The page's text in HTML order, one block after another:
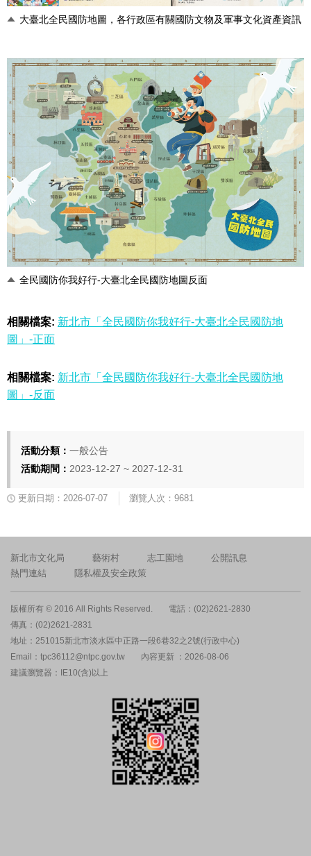
大臺北全民國防地圖，各行政區有關國防文物及軍事文化資產資訊
全民國防你我好行-大臺北全民國防地圖反面
相關檔案: 新北市「全民國防你我好行-大臺北全民國防地
圖」-正面
相關檔案: 新北市「全民國防你我好行-大臺北全民國防地
圖」-反面
活動分類： 一般公告
活動期間： 2023-12-27 ~ 2027-12-31
更新日期：2026-07-07 瀏覽人次：9681
新北市文化局 藝術村 志工園地
公開訊息
熱門連結
隱私權及安全政策
版權所有 © 2016 All Rights Reserved.
電話：(02)2621-2830
傳真：(02)2621-2831
地址：251015新北市淡水區中正路一段6巷32之2號(行政中心)
Email：tpc36112@ntpc.gov.tw
內容更新 ：2026-08-06
建議瀏覽器：IE10(含)以上